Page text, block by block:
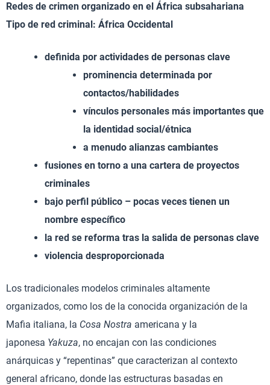
Redes de crimen organizado en el África subsahariana
Tipo de red criminal: África Occidental
definida por actividades de personas clave
prominencia determinada por
contactos/habilidades
vínculos personales más importantes que
la identidad social/étnica
a menudo alianzas cambiantes
fusiones en torno a una cartera de proyectos
criminales
bajo perfil público – pocas veces tienen un
nombre específico
la red se reforma tras la salida de personas clave
violencia desproporcionada
Los tradicionales modelos criminales altamente
organizados, como los de la conocida organización de la
Mafia italiana, la Cosa Nostra americana y la
japonesa Yakuza, no encajan con las condiciones
anárquicas y “repentinas” que caracterizan al contexto
general africano, donde las estructuras basadas en